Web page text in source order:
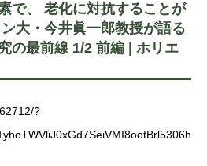
で、 老化に対抗することが
大・今井眞一郎教授が語る
の最前線 1/2 前編 | ホリエ
?